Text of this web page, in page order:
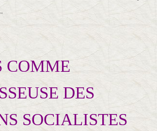
COMME
DES
SOCIALISTES